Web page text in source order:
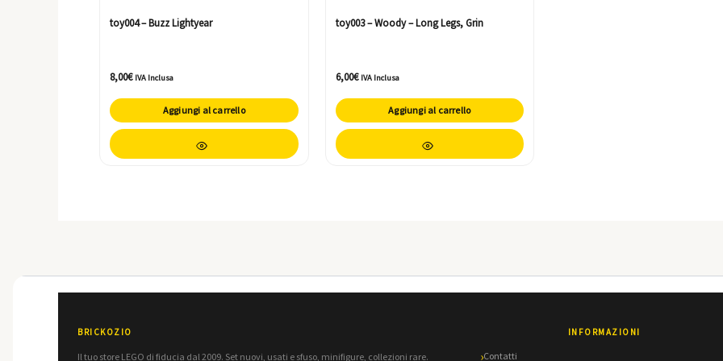
toy004 – Buzz Lightyear
8,00€ IVA Inclusa
Aggiungi al carrello
toy003 – Woody – Long Legs, Grin
6,00€ IVA Inclusa
Aggiungi al carrello
BRICKOZIO
Il tuo store LEGO di fiducia dal 2009. Set nuovi, usati e sfuso, minifigure, collezioni rare.
INFORMAZIONI
Contatti